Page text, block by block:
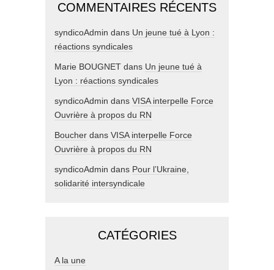
COMMENTAIRES RÉCENTS
syndicoAdmin dans Un jeune tué à Lyon :
réactions syndicales
Marie BOUGNET dans Un jeune tué à
Lyon : réactions syndicales
syndicoAdmin dans VISA interpelle Force
Ouvrière à propos du RN
Boucher dans VISA interpelle Force
Ouvrière à propos du RN
syndicoAdmin dans Pour l’Ukraine,
solidarité intersyndicale
CATÉGORIES
A la une